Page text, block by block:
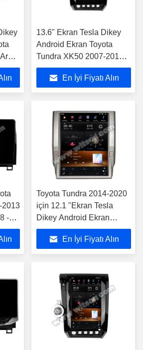
13.6" Ekran Tesla Dikey
Android Ekran Toyota
Tundra XK50 2007-2013
Sequoia XK60 2008 -
2017 Araç Multimedya
Stereo GPS Carplay
En İyi Fiyatı Alın
2013
-
Toyota Tundra 2014-2020
için 12.1 "Ekran Tesla
Dikey Android Ekran
Araba Multimedya Stereo
En İyi Fiyatı Alın